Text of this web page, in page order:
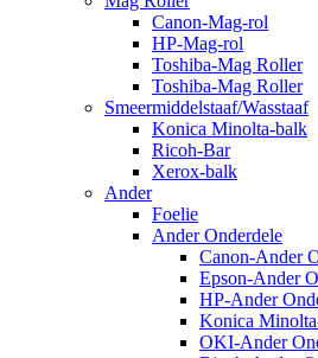
Canon-Mag-rol
HP-Mag-rol
Toshiba-Mag Roller
Toshiba-Mag Roller
Smeermiddelstaaf/Wasstaaf
Konica Minolta-balk
Ricoh-Bar
Xerox-balk
Ander
Foelie
Ander Onderdele
Canon-Ander
Epson-Ander
HP-Ander
Konica
OKI-Ander